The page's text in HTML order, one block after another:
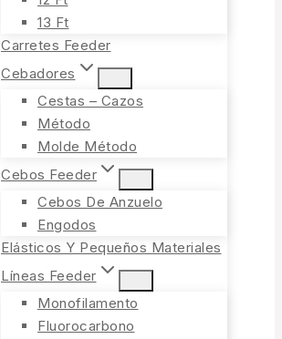
13 Ft
Carretes Feeder
Cebadores
Cestas – Cazos
Método
Molde Método
Cebos Feeder
Cebos De Anzuelo
Engodos
Elásticos Y Pequeños Materiales
Líneas Feeder
Monofilamento
Fluorocarbono